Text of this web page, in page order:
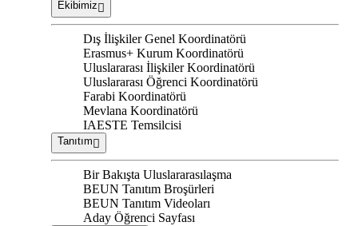
Ekibimiz
Dış İlişkiler Genel Koordinatörü
Erasmus+ Kurum Koordinatörü
Uluslararası İlişkiler Koordinatörü
Uluslararası Öğrenci Koordinatörü
Farabi Koordinatörü
Mevlana Koordinatörü
IAESTE Temsilcisi
Tanıtım
Bir Bakışta Uluslararasılaşma
BEUN Tanıtım Broşürleri
BEUN Tanıtım Videoları
Aday Öğrenci Sayfası